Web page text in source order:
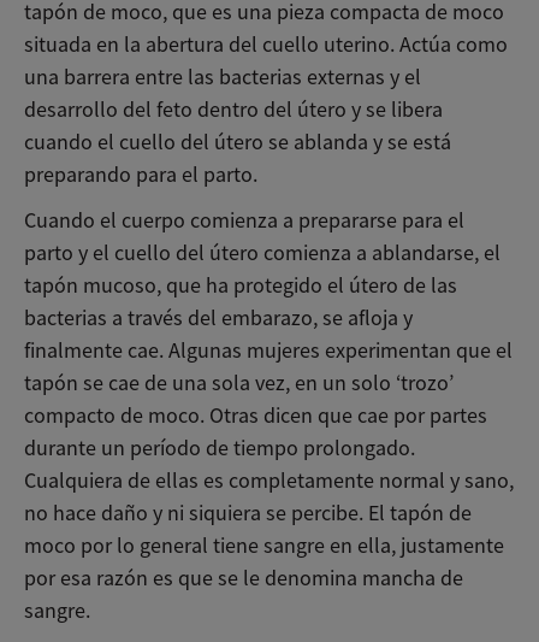
tapón de moco, que es una pieza compacta de moco
situada en la abertura del cuello uterino. Actúa como
una barrera entre las bacterias externas y el
desarrollo del feto dentro del útero y se libera
cuando el cuello del útero se ablanda y se está
preparando para el parto.
Cuando el cuerpo comienza a prepararse para el
parto y el cuello del útero comienza a ablandarse, el
tapón mucoso, que ha protegido el útero de las
bacterias a través del embarazo, se afloja y
finalmente cae. Algunas mujeres experimentan que el
tapón se cae de una sola vez, en un solo ‘trozo’
compacto de moco. Otras dicen que cae por partes
durante un período de tiempo prolongado.
Cualquiera de ellas es completamente normal y sano,
no hace daño y ni siquiera se percibe. El tapón de
moco por lo general tiene sangre en ella, justamente
por esa razón es que se le denomina mancha de
sangre.